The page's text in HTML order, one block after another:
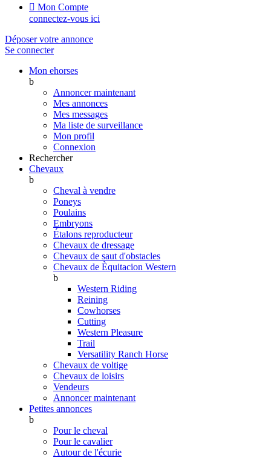
 Mon Compte
connectez-vous ici
Déposer votre annonce
Se connecter
Mon ehorses
b
Annoncer maintenant
Mes annonces
Mes messages
Ma liste de surveillance
Mon profil
Connexion
Rechercher
Chevaux
b
Cheval à vendre
Poneys
Poulains
Embryons
Étalons reproducteur
Chevaux de dressage
Chevaux de saut d'obstacles
Chevaux de Èquitacion Western
b
Western Riding
Reining
Cowhorses
Cutting
Western Pleasure
Trail
Versatility Ranch Horse
Chevaux de voltige
Chevaux de loisirs
Vendeurs
Annoncer maintenant
Petites annonces
b
Pour le cheval
Pour le cavalier
Autour de l'écurie